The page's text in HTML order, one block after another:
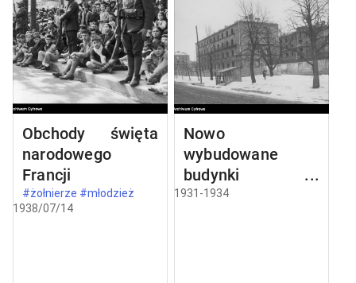
Obchody święta
narodowego
Francji
#żołnierze #młodzież
1938/07/14
Nowo
wybudowane
budynki w
Częstochowie
1931-1934